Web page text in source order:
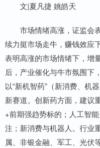
文|夏凡捷 姚皓天
市场情绪高涨，证监会表
续力挺市场走牛，赚钱效应
表明高涨的市场情绪下，增
后，产业催化与牛市氛围下
以“新机智药”（新消费、机
新赛道。创新药方面，建议
+前期强趋势标的；人工智
注；新消费与机器人。行业
属、非银金融、军工、光伏